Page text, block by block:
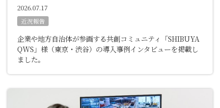
2026.07.17
近況報告
企業や地方自治体が参画する共創コミュニティ「SHIBUYA
QWS」様（東京・渋谷）の導入事例インタビューを掲載し
ました。